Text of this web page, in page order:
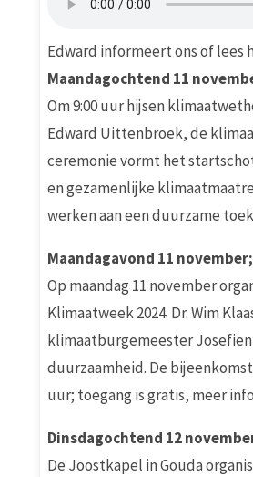
Edward informeert ons of lees
Maandagochtend 11
Om 9:00 uur hijsen
Edward Uittenbroek, de
ceremonie vormt het
en gezamenlijke
werken aan een duurzame
Maandagavond 11
Op maandag 11 november
Klimaatweek 2024. Dr. Wim
klimaatburgemeester Josefien
duurzaamheid. De
uur; toegang is gratis, meer
Dinsdagochtend 12
De Joostkapel in Gouda